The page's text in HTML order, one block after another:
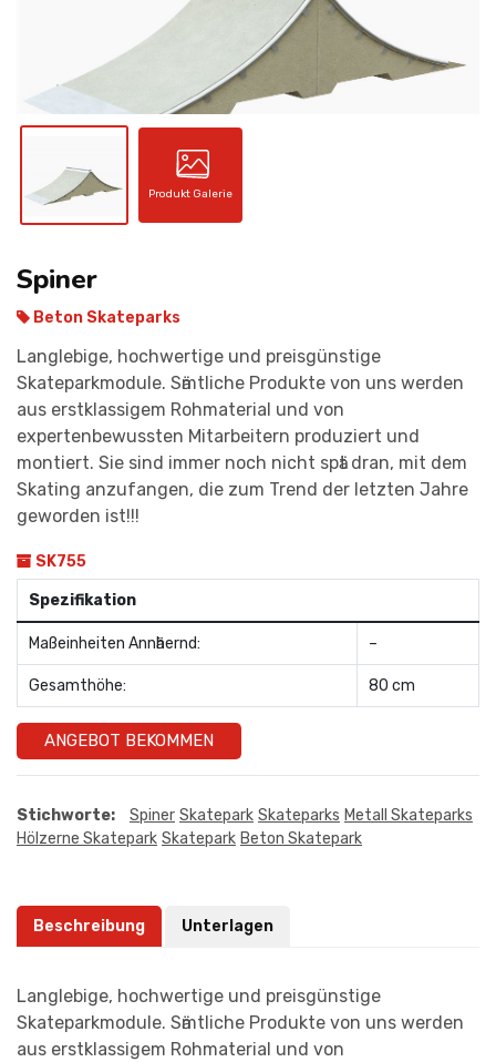
Produkt Galerie
Spiner
Beton Skateparks
Langlebige, hochwertige und preisgünstige
Skateparkmodule. Sӓmtliche Produkte von uns werden
aus erstklassigem Rohmaterial und von
expertenbewussten Mitarbeitern produziert und
montiert. Sie sind immer noch nicht spӓt dran, mit dem
Skating anzufangen, die zum Trend der letzten Jahre
geworden ist!!!
SK755
Spezifikation
Maßeinheiten Annӓhernd: –
Gesamthöhe: 80 cm
ANGEBOT BEKOMMEN
Stichworte: Spiner Skatepark Skateparks Metall Skateparks
Hölzerne Skatepark Skatepark Beton Skatepark
Beschreibung Unterlagen
Langlebige, hochwertige und preisgünstige
Skateparkmodule. Sӓmtliche Produkte von uns werden
aus erstklassigem Rohmaterial und von